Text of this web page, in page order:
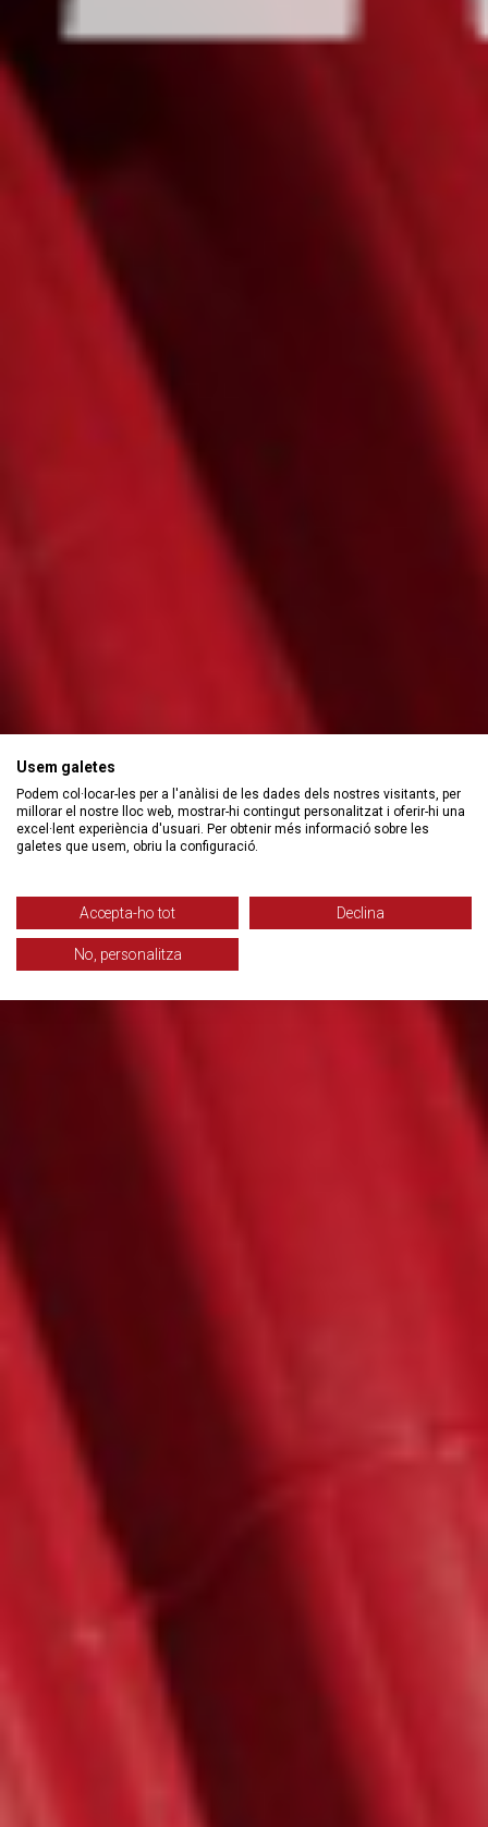
Usem galetes
Podem col·locar-les per a l'anàlisi de les dades dels nostres visitants, per
millorar el nostre lloc web, mostrar-hi contingut personalitzat i oferir-hi una
excel·lent experiència d'usuari. Per obtenir més informació sobre les
galetes que usem, obriu la configuració.
Accepta-ho tot Declina
No, personalitza